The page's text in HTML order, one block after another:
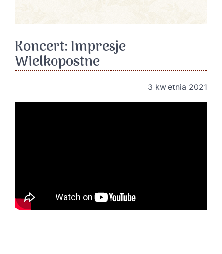
Koncert: Impresje
Wielkopostne
3 kwietnia 2021